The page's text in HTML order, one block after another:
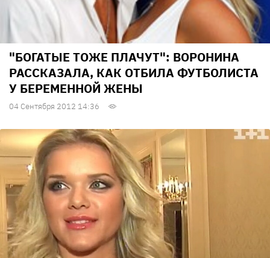
"БОГАТЫЕ ТОЖЕ ПЛАЧУТ": ВОРОНИНА
РАССКАЗАЛА, КАК ОТБИЛА ФУТБОЛИСТА
У БЕРЕМЕННОЙ ЖЕНЫ
04 Сентября 2012 14:36